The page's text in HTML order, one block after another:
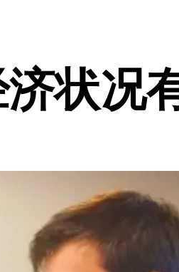
状况